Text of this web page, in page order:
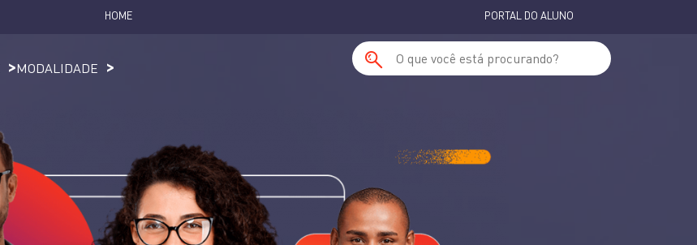
HOME PORTAL DO ALUNO
MODALIDADE